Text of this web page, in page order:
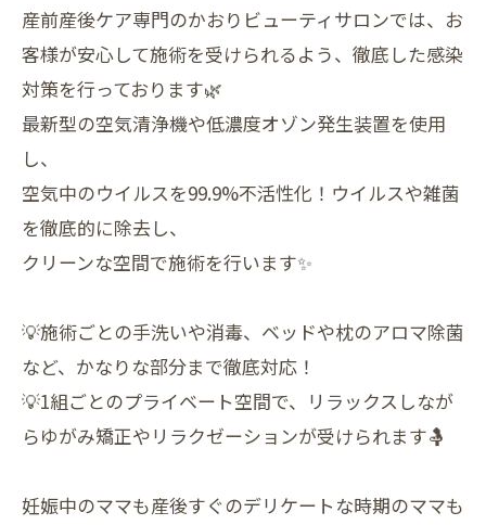
産前産後ケア専門のかおりビューティサロンでは、お
客様が安心して施術を受けられるよう、徹底した感染
対策を行っております🌿
最新型の空気清浄機や低濃度オゾン発生装置を使用
し、
空気中のウイルスを99.9%不活性化！ウイルスや雑菌
を徹底的に除去し、
クリーンな空間で施術を行います✨
💡施術ごとの手洗いや消毒、ベッドや枕のアロマ除菌
など、かなりな部分まで徹底対応！
💡1組ごとのプライベート空間で、リラックスしなが
らゆがみ矯正やリラクゼーションが受けられます🤱
妊娠中のママも産後すぐのデリケートな時期のママも